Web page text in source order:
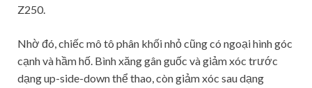
Z250.
Nhờ đó, chiếc mô tô phân khối nhỏ cũng có ngoại hình góc
cạnh và hầm hố. Bình xăng gân guốc và giảm xóc trước
dạng up-side-down thể thao, còn giảm xóc sau dạng